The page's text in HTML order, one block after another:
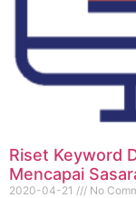
Riset Keyword
Mencapai
2020-04-21 No